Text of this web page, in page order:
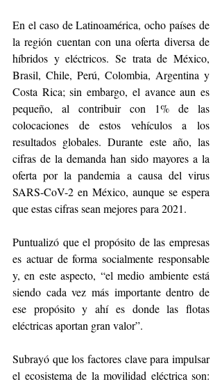
En el caso de Latinoamérica, ocho países de
la región cuentan con una oferta diversa de
híbridos y eléctricos. Se trata de México,
Brasil, Chile, Perú, Colombia, Argentina y
Costa Rica; sin embargo, el avance aun es
pequeño, al contribuir con 1% de las
colocaciones de estos vehículos a los
resultados globales. Durante este año, las
cifras de la demanda han sido mayores a la
oferta por la pandemia a causa del virus
SARS-CoV-2 en México, aunque se espera
que estas cifras sean mejores para 2021.
Puntualizó que el propósito de las empresas
es actuar de forma socialmente responsable
y, en este aspecto, “el medio ambiente está
siendo cada vez más importante dentro de
ese propósito y ahí es donde las flotas
eléctricas aportan gran valor”.
Subrayó que los factores clave para impulsar
el ecosistema de la movilidad eléctrica son: